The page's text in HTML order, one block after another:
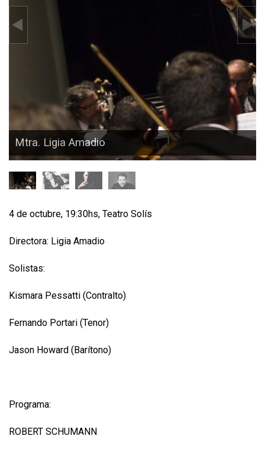
Mtra. Ligia Amadio
4 de octubre, 19:30hs, Teatro Solís
Directora: Ligia Amadio
Solistas:
Kismara Pessatti (Contralto)
Fernando Portari (Tenor)
Jason Howard (Barítono)
Programa:
ROBERT SCHUMANN